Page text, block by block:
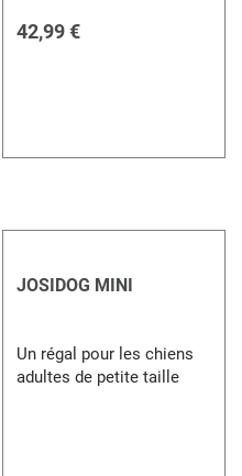
42,99 €
JOSIDOG MINI
Un régal pour les chiens
adultes de petite taille